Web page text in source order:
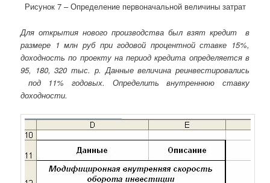
Рисунок 7 – Определение первоначальной величины затрат
Для открытия нового производства был взят кредит в
размере 1 млн руб при годовой процентной ставке 15%,
доходность по проекту на период кредита определяется в
95, 180, 320 тыс. р. Данные величина реинвестировались
под 11% годовых. Определить внутреннюю ставку
доходности.